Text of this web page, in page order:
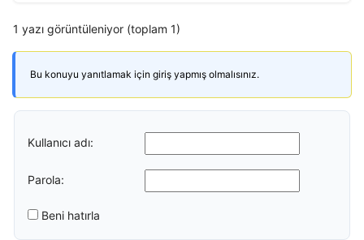
1 yazı görüntüleniyor (toplam 1)
Bu konuyu yanıtlamak için giriş yapmış olmalısınız.
Kullanıcı adı:
Parola:
Beni hatırla